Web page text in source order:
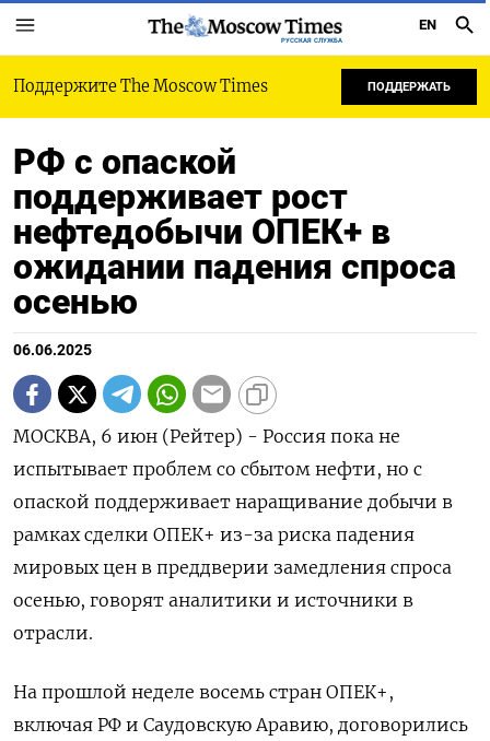
РУССКАЯ СЛУЖБА
EN
Поддержите The Moscow Times ПОДДЕРЖАТЬ
РФ с опаской
поддерживает рост
нефтедобычи ОПЕК+ в
ожидании падения спроса
осенью
06.06.2025
МОСКВА, 6 июн (Рейтер) - Россия пока не
испытывает проблем со сбытом нефти, но с
опаской поддерживает наращивание добычи в
рамках сделки ОПЕК+ из-за риска падения
мировых цен в преддверии замедления спроса
осенью, говорят аналитики и источники в
отрасли.
На прошлой неделе восемь стран ОПЕК+,
включая РФ и Саудовскую Аравию, договорились